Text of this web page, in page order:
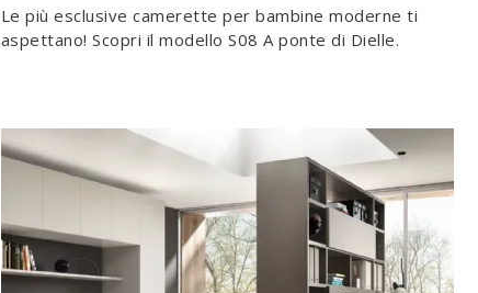
Le più esclusive camerette per bambine moderne ti
aspettano! Scopri il modello S08 A ponte di Dielle.